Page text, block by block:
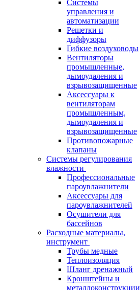
Системы
управления и
автоматизации
Решетки и
диффузоры
Гибкие воздуховоды
Вентиляторы
промышленные,
дымоудаления и
взрывозащищенные
Аксессуары к
вентиляторам
промышленным,
дымоудаления и
взрывозащищенные
Противопожарные
клапаны
Системы регулирования
влажности
Профессиональные
пароувлажнители
Аксессуары для
пароувлажнителей
Осушители для
бассейнов
Расходные материалы,
инструмент
Трубы медные
Теплоизоляция
Шланг дренажный
Кронштейны и
металлоконструкции